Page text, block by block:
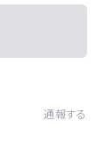
通報する